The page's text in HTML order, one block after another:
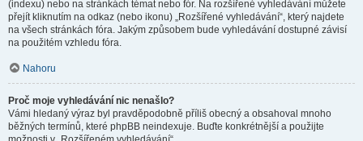
(indexu) nebo na stránkách témat nebo fór. Na rozšířené vyhledávání můžete
přejít kliknutím na odkaz (nebo ikonu) „Rozšířené vyhledávání“, který najdete
na všech stránkách fóra. Jakým způsobem bude vyhledávání dostupné závisí
na použitém vzhledu fóra.
Nahoru
Proč moje vyhledávání nic nenašlo?
Vámi hledaný výraz byl pravděpodobně příliš obecný a obsahoval mnoho
běžných termínů, které phpBB neindexuje. Buďte konkrétnější a použijte